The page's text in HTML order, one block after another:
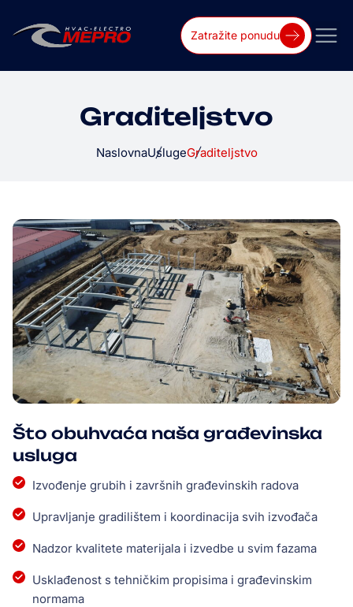
Zatražite ponudu
Graditeljstvo
NaslovnaUslugeGraditeljstvo
Što obuhvaća naša građevinska
usluga
Izvođenje grubih i završnih građevinskih radova
Upravljanje gradilištem i koordinacija svih izvođača
Nadzor kvalitete materijala i izvedbe u svim fazama
Usklađenost s tehničkim propisima i građevinskim
normama